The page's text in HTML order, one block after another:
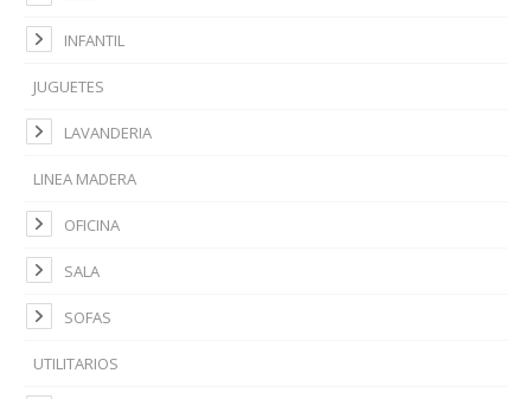
INFANTIL
JUGUETES
LAVANDERIA
LINEA MADERA
OFICINA
SALA
SOFAS
UTILITARIOS